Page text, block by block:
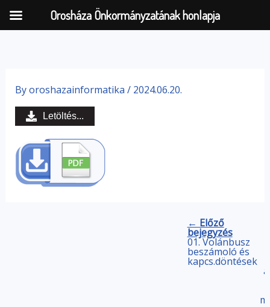
content
Byoroshazainformatika / 2024.06.20.
Letöltés...
← Előző
bejegyzés
01. Volánbusz
beszámoló és
kapcs.döntések
Orosháza Önkormányzatának honlapja